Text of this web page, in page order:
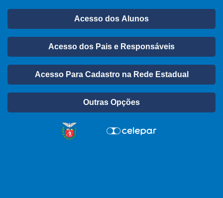
Acesso dos Alunos
Acesso dos Pais e Responsáveis
Acesso Para Cadastro na Rede Estadual
Outras Opções